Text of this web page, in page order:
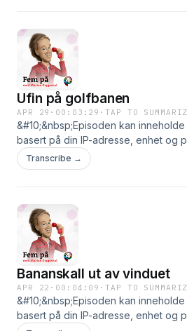
Ufin på golfbanen
APR 29 · 00:03:29 ·TAP TO
&#10;&nbsp;Episoden kan inneholde
basert på din IP-adresse, enhet og
smartpod.no/personvern for
deling av data.
Transcribe →
Bananskall ut av vinduet
APR 22 · 00:04:09 ·TAP TO
&#10;&nbsp;Episoden kan inneholde
basert på din IP-adresse, enhet og